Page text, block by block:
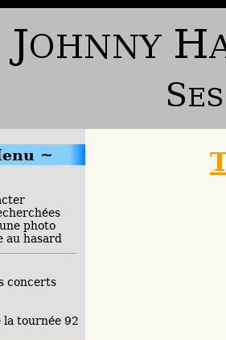
photo
au hasard
concerts
la tournée 92